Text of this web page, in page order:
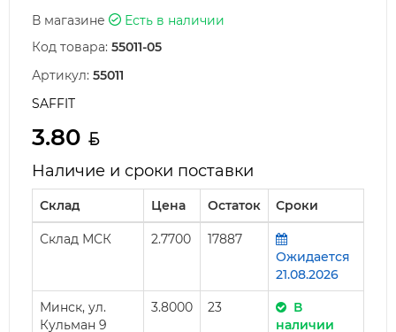
В магазине
Есть в наличии
Код товара: 55011-05
Артикул: 55011
SAFFIT
3.80
Наличие и сроки поставки
Склад Цена Остаток Сроки
Склад МСК 2.7700
17887
Ожидается
21.08.2026
Минск, ул.
Кульман 9
3.8000 23
В
наличии